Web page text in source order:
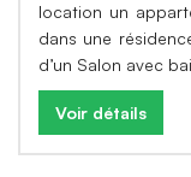
location un
dans une
d’un Salon avec
Voir détails